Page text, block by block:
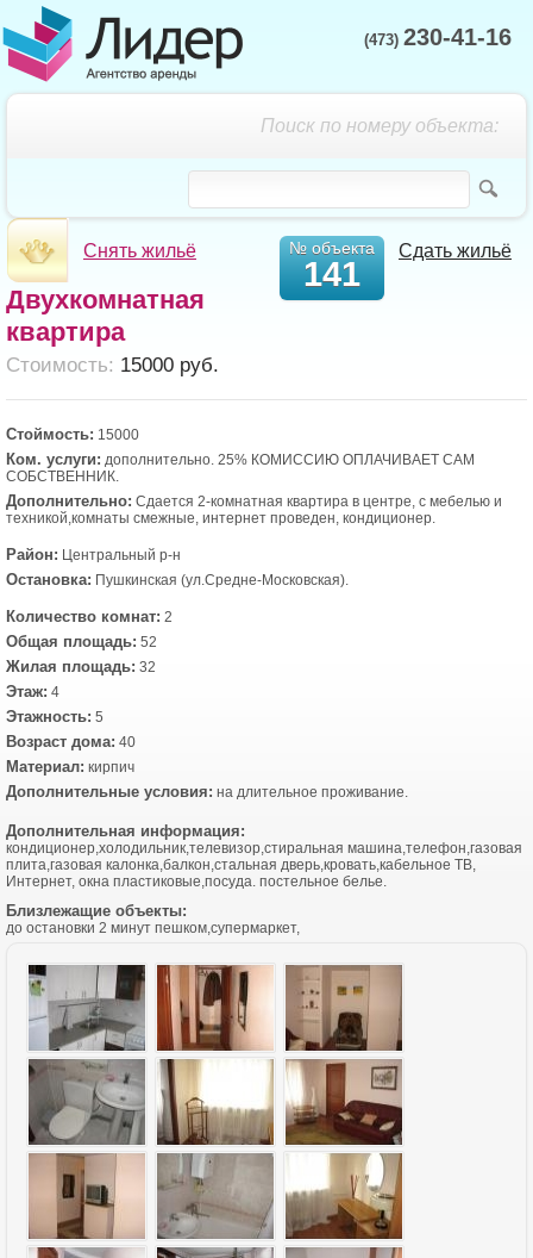
(473) 230-41-16
Поиск по номеру объекта:
Снять жильё Сдать жильё
№ объекта
141
Двухкомнатная
квартира
Cтоимость: 15000 руб.
Стоймость: 15000
Ком. услуги: дополнительно. 25% КОМИССИЮ ОПЛАЧИВАЕТ САМ
СОБСТВЕННИК.
Дополнительно: Сдается 2-комнатная квартира в центре, с мебелью и
техникой,комнаты смежные, интернет проведен, кондиционер.
Район: Центральный р-н
Остановка: Пушкинская (ул.Средне-Московская).
Количество комнат: 2
Общая площадь: 52
Жилая площадь: 32
Этаж: 4
Этажность: 5
Возраст дома: 40
Материал: кирпич
Дополнительные условия: на длительное проживание.
Дополнительная информация:
кондиционер,холодильник,телевизор,стиральная машина,телефон,газовая
плита,газовая калонка,балкон,стальная дверь,кровать,кабельное ТВ,
Интернет, окна пластиковые,посуда. постельное белье.
Близлежащие объекты:
до остановки 2 минут пешком,супермаркет,